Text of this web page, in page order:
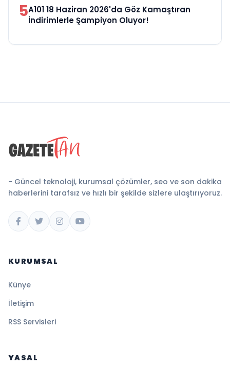
5A101 18 Haziran 2026'da Göz Kamaştıran
İndirimlerle Şampiyon Oluyor!
- Güncel teknoloji, kurumsal çözümler, seo ve son dakika
haberlerini tarafsız ve hızlı bir şekilde sizlere ulaştırıyoruz.
KURUMSAL
Künye
İletişim
RSS Servisleri
YASAL